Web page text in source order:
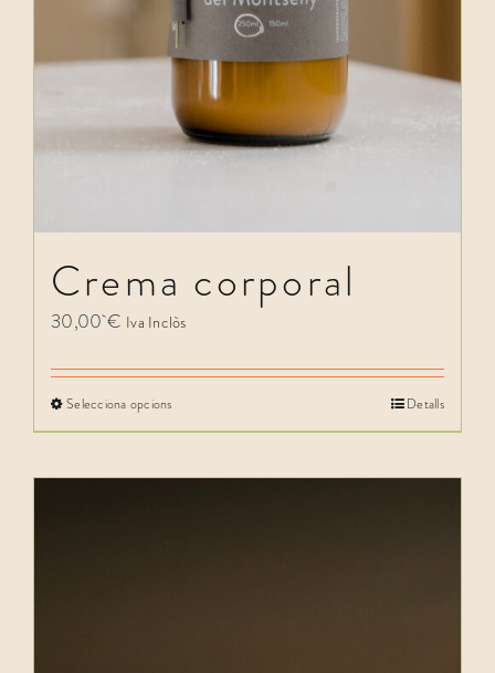
Crema corporal
30,00€ Iva Inclòs
Selecciona opcions Detalls